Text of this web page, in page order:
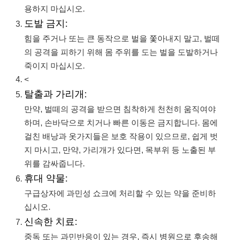
용하지 마십시오.
도발 금지:
힘을 주거나 또는 큰 동작으로 벌을 쫓아내지 말고, 벌떼
의 공격을 피하기 위해 몸 주위를 도는 벌을 도발하거나
죽이지 마십시오.
<
탈출과 가리개:
만약, 벌떼의 공격을 받으면 침착하게 천천히 움직여야
하며, 손바닥으로 치거나 빠른 이동은 금지합니다. 몸에
걸친 배낭과 옷가지들은 보호 작용이 있으므로, 쉽게 벗
지 마시고, 만약, 가리개가 있다면, 목부위 등 노출된 부
위를 감싸줍니다.
휴대 약물:
구급상자에 과민성 쇼크에 처리할 수 있는 약을 준비하
십시오.
신속한 치료:
중독 또는 과민반응이 있는 경우, 즉시 병원으로 후송해